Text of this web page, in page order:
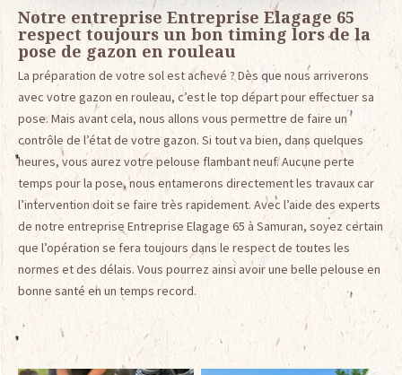
Notre entreprise Entreprise Elagage 65
respect toujours un bon timing lors de la
pose de gazon en rouleau
La préparation de votre sol est achevé ? Dès que nous arriverons
avec votre gazon en rouleau, c’est le top départ pour effectuer sa
pose. Mais avant cela, nous allons vous permettre de faire un
contrôle de l’état de votre gazon. Si tout va bien, dans quelques
heures, vous aurez votre pelouse flambant neuf. Aucune perte
temps pour la pose, nous entamerons directement les travaux car
l’intervention doit se faire très rapidement. Avec l’aide des experts
de notre entreprise Entreprise Elagage 65 à Samuran, soyez certain
que l’opération se fera toujours dans le respect de toutes les
normes et des délais. Vous pourrez ainsi avoir une belle pelouse en
bonne santé en un temps record.